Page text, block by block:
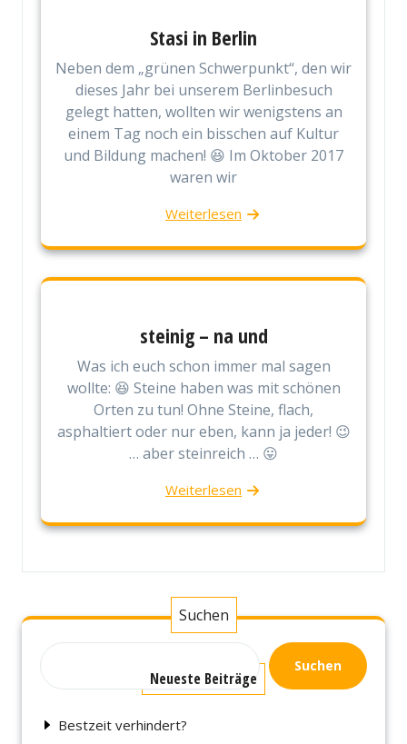
Stasi in Berlin
Neben dem „grünen Schwerpunkt“, den wir
dieses Jahr bei unserem Berlinbesuch
gelegt hatten, wollten wir wenigstens an
einem Tag noch ein bisschen auf Kultur
und Bildung machen! 😆 Im Oktober 2017
waren wir
Weiterlesen
steinig – na und
Was ich euch schon immer mal sagen
wollte: 😆 Steine haben was mit schönen
Orten zu tun! Ohne Steine, flach,
asphaltiert oder nur eben, kann ja jeder! 😉
… aber steinreich … 😛
Weiterlesen
Suchen
Suchen
Neueste Beiträge
Bestzeit verhindert?